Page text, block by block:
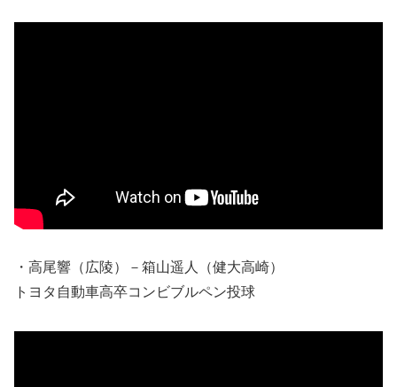
・高尾響（広陵）－箱山遥人（健大高崎）
トヨタ自動車高卒コンビブルペン投球